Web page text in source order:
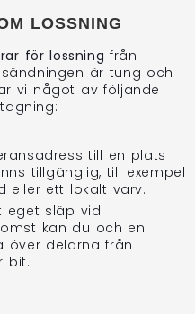
LOSSNING
för lossning från
är tung och
vi något av följande
till en plats
tillgänglig, till exempel
eller ett lokalt varv.
eget släp vid
kan du och en
över delarna från
bit.